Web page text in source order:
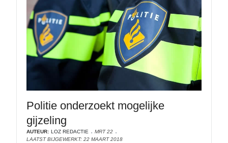
Politie onderzoekt mogelijke
gijzeling
AUTEUR: LOZ REDACTIE
MRT 22
LAATST BIJGEWERKT: 22 MAART 2018